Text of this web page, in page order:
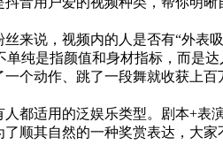
来说，视频内的人是否有“外表
单纯是指颜值和身材指标，而是
一个动作、跳了一段舞就收获上
都适用的泛娱乐类型。剧本+表
顺其自然的一种奖赏表达，大